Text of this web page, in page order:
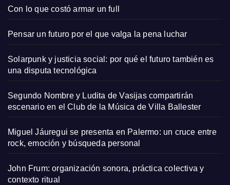
Con lo que costó armar un full
Pensar un futuro por el que valga la pena luchar
Solarpunk y justicia social: por qué el futuro también es
una disputa tecnológica
Segundo Nombre y Ludita de Vasijas compartirán
escenario en el Club de la Música de Villa Ballester
Miguel Jáuregui se presenta en Palermo: un cruce entre
rock, emoción y búsqueda personal
John Frum: organización sonora, práctica colectiva y
contexto ritual